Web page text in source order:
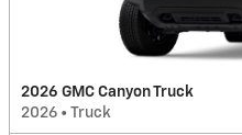
2026 GMC Canyon Truck
2026 • Truck